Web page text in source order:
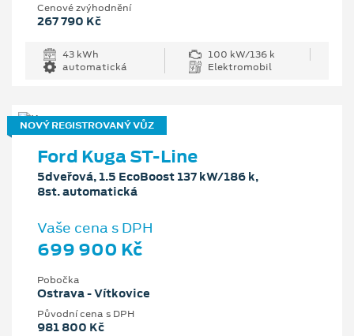
Cenové zvýhodnění
267 790 Kč
43 kWh
100 kW/136 k
automatická
Elektromobil
NOVÝ REGISTROVANÝ VŮZ
Ford Kuga ST-Line
5dveřová, 1.5 EcoBoost 137 kW/186 k,
8st. automatická
Vaše cena s DPH
699 900 Kč
Pobočka
Ostrava - Vítkovice
Původní cena s DPH
981 800 Kč